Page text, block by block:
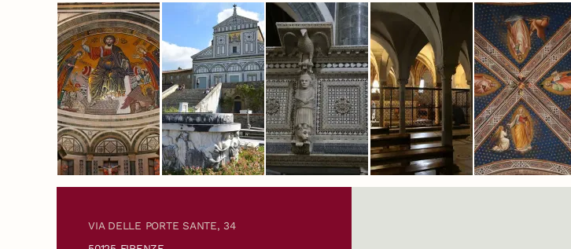
VIA DELLE PORTE SANTE, 34